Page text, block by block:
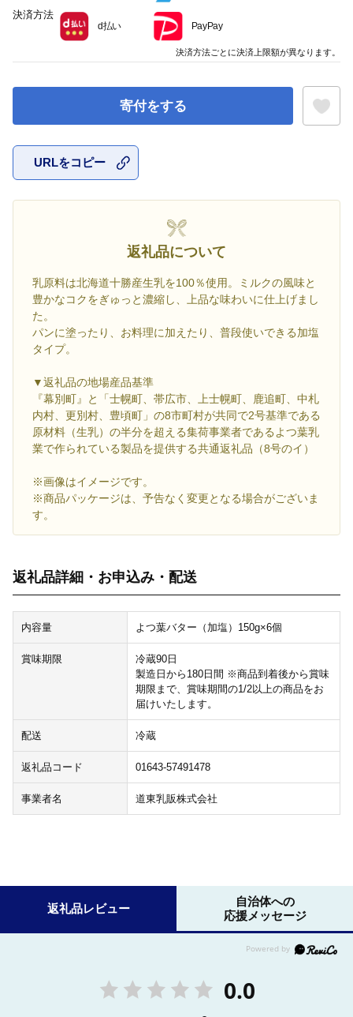
寄付をする
URLをコピー
返礼品について
乳原料は北海道十勝産生乳を100％使用。ミルクの風味と
豊かなコクをぎゅっと濃縮し、上品な味わいに仕上げまし
た。
パンに塗ったり、お料理に加えたり、普段使いできる加塩
タイプ。
▼返礼品の地場産品基準
『幕別町』と「士幌町、帯広市、上士幌町、鹿追町、中札
内村、更別村、豊頃町」の8市町村が共同で2号基準である
原材料（生乳）の半分を超える集荷事業者であるよつ葉乳
業で作られている製品を提供する共通返礼品（8号のイ）
※画像はイメージです。
※商品パッケージは、予告なく変更となる場合がございま
す。
返礼品詳細・お申込み・配送
内容量 よつ葉バター（加塩）150g×6個
賞味期限
冷蔵90日
製造日から180日間 ※商品到着後から賞味
期限まで、賞味期間の1/2以上の商品をお
届けいたします。
配送 冷蔵
返礼品コード 01643-57491478
事業者名 道東乳販株式会社
決済方法
d払い PayPay
決済方法ごとに決済上限額が異なります。
返礼品レビュー
自治体への
応援メッセージ
0.0